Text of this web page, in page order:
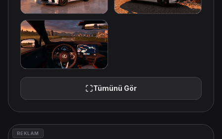
Tümünü Gör
REKLAM